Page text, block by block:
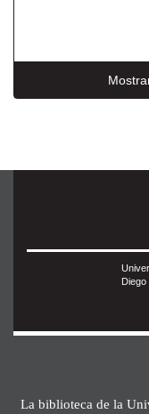
La biblioteca de la